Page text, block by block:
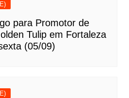
para Promotor de
Tulip em Fortaleza
(05/09)